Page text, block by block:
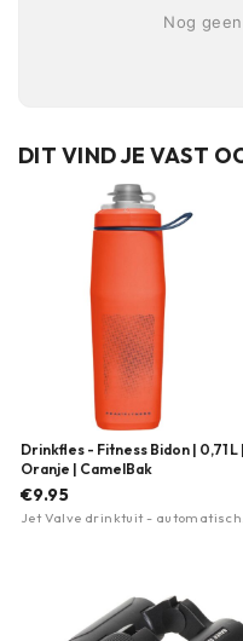
Nog
DIT VIND JE VAST
Drinkfles - Fitness Bidon | 0,71 L |
Oranje | CamelBak
€9.95
Jet Valve drinktuit - automatisch